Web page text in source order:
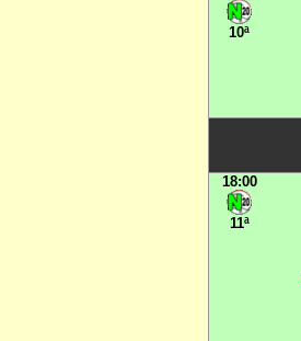
10ª
18:00
11ª